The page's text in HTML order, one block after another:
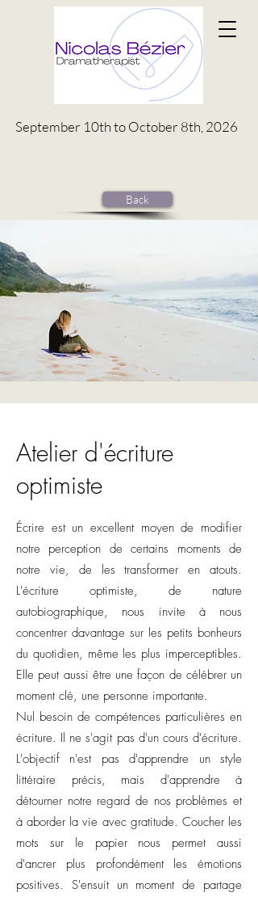
September 10th to October 8th, 2026
Back
Atelier d'écriture
optimiste
Écrire est un excellent moyen de modifier
notre perception de certains moments de
notre vie, de les transformer en atouts.
L'écriture optimiste, de nature
autobiographique, nous invite à nous
concentrer davantage sur les petits bonheurs
du quotidien, même les plus imperceptibles.
Elle peut aussi être une façon de célébrer un
moment clé, une personne importante.
Nul besoin de compétences particulières en
écriture. Il ne s'agit pas d'un cours d'écriture.
L'objectif n'est pas d'apprendre un style
littéraire précis, mais d'apprendre à
détourner notre regard de nos problèmes et
à aborder la vie avec gratitude. Coucher les
mots sur le papier nous permet aussi
d'ancrer plus profondément les émotions
positives. S'ensuit un moment de partage